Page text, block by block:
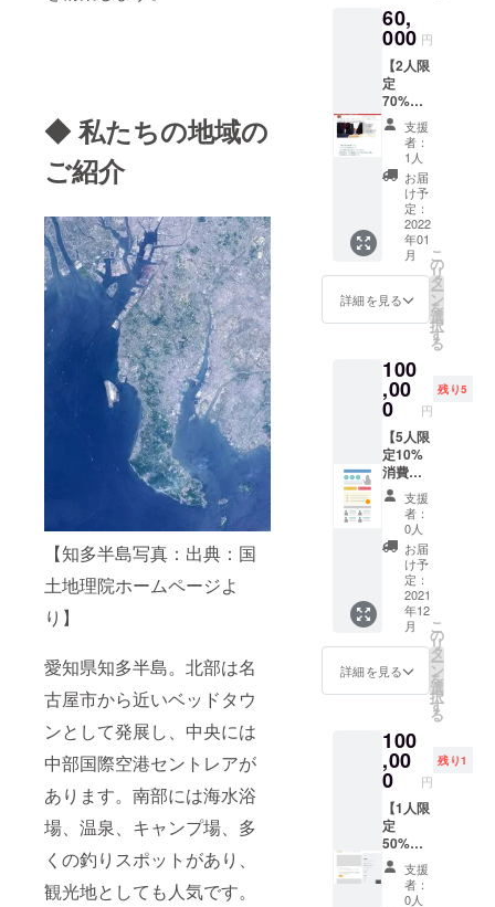
◆ 私たちの地域の
ご紹介
【知多半島写真：出典：国
土地理院ホームページよ
り】
愛知県知多半島。北部は名
古屋市から近いベッドタウ
ンとして発展し、中央には
中部国際空港セントレアが
あります。南部には海水浴
場、温泉、キャンプ場、多
くの釣りスポットがあり、
観光地としても人気です。
https://j
p.cyber
link.co
m/prod
ucts/po
werdire
ctor-
video-
editing-
softwar
e/specs
_ja_JP.
html
きま
す。 ※
他のリ
ターン
でご紹
介して
いる
Google
マイビ
ジネ
ス・
ホーム
ページ
制作
は、会
員LMS
で学習
して、
ご自身
するこ
とがで
きま
す。コ
スト削
減しな
がらPR
にチャ
レンジ
できる
のがち
たリン
クで
す。 ※
こんな
ページ
が作れ
るWEB
ページ
のイ
として
以下運
営ペー
ジを参
考にし
てくだ
さい。
https://
数学
塾.jp
線マウ
ス ・新
品ヘッ
ドセッ
ト（イ
ヤホン
端子、
マイク
端子）
・動作
確認し
てから
のお渡
しとな
りま
動作保
証期間
6ヶ月間
となり
ます。
※WordP
ressの
作業に
も対応
できる
スペッ
クで
す。た
だし動
画編集
等には
グラ
フィッ
ドがオ
ンボー
ませ
ん。
1ヶ月で
す。 ・
制作
ツール
の
Wordpr
ess操作
オンラ
イント
レーニ
ング
（納品
した
ホーム
ページ
て更新
のト
実施し
ま
す。）
・初年
度会費
を含み
ます。
WEB
サー
バーは
年会費
内で提
供され
ます。
毎月費
用はあ
ん。 備
考欄に
ムペー
ジの概
略をご
記入お
願いし
ます。
※制作代
行する
WEB
ページ
ただけ
ます。
詳細は
必ず
ホーム
ページ
https://
english-
tutoring
.jp （
https://
英語
塾.jp ）
をご確
認いた
だいて
からお
す。
しま
す。 ※
本パッ
クは
WEB制
作代行
の10万
円パッ
クをク
ラウド
ファン
ディン
グ特別
で割引
するも
ので
す。 ・
めたオ
ンライ
ン相
談、打
合せ ・
ラン
ディン
グペー
ジです
ので、1
ページ
にPRを
まとめ
て作成
しま
す。 ・
打合せ
～確認
す。 ・
制作
ツール
の
Wordpr
ess操作
オンラ
イント
レーニ
ング
60,
000 円
【2人限
定
70%OF
F】
ホーム
ページ
制作
パック
です。
現在
ホーム
ページ
をお持
ちの方
は、そ
の内容
せて
WordPr
essで再
構築を
行いま
す。 ※
本パッ
クは
WEB制
作代行
の20万
円パッ
クをク
ラウド
ファン
ディン
グ特別
で割引
するも
ので
補助金
申請内
容も含
めたオ
ンライ
ン相
談、打
合せ ・
10ペー
ジまで
支援
者：
1人
お届
け予
定：
2022
年01
月
詳細を見る
こ
の
リ
タ
ー
ン
を
選
択
す
る
100
,00
0 円
残り5
【5人限
定10%
消費税
分
OFF】
ホーム
ページ
制作
パック
です。
PRしや
すいと
言われ
るラン
ディン
グペー
作代行
しま
す。 ※
本パッ
クは
WEB制
作代行
の10万
円パッ
クをク
支援
者：
0人
お届
け予
定：
2021
年12
月
詳細を見る
こ
の
リ
タ
ー
ン
を
選
択
す
る
100
,00
0 円
残り1
【1人限
定
50%OF
F】
ホーム
ページ
支援
者：
0人